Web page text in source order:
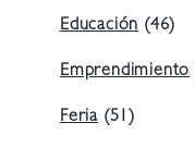
Educación (46)
Emprendimiento
Feria (51)